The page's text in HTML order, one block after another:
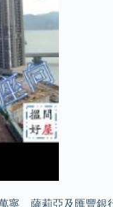
寧、薩莉亞及匯豐